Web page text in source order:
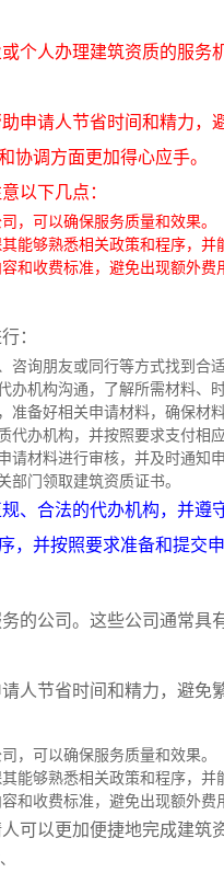
个人办理建筑资质的服
申请人节省时间和精力，
协调方面更加得心应手。
以下几点：
，可以确保服务质量和效果。
能够熟悉相关政策和程序，并
和收费标准，避免出现额外费
：
询朋友或同行等方式找到合
机构沟通，了解所需材料、
备好相关申请材料，确保材
办机构，并按照要求支付相应
材料进行审核，并及时通知
部门领取建筑资质证书。
、合法的代办机构，并
，并按照要求准备和提交申
的公司。这些公司通常
人节省时间和精力，避免
，可以确保服务质量和效果。
能够熟悉相关政策和程序，并
和收费标准，避免出现额外费
可以更加便捷地完成建筑
、